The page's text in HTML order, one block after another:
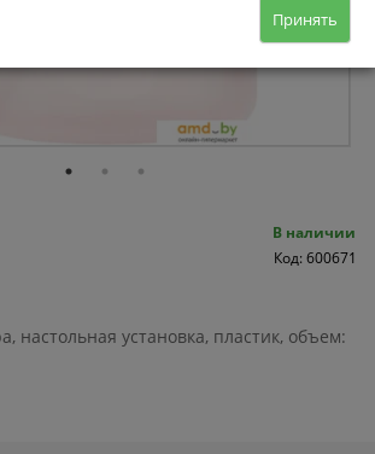
В наличии
Код: 600671
настольная установка, пластик, объем:
Принять